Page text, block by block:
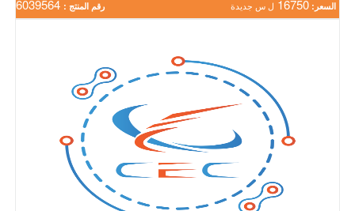
السعر: 16750 ل س جديدة رقم المنتج :